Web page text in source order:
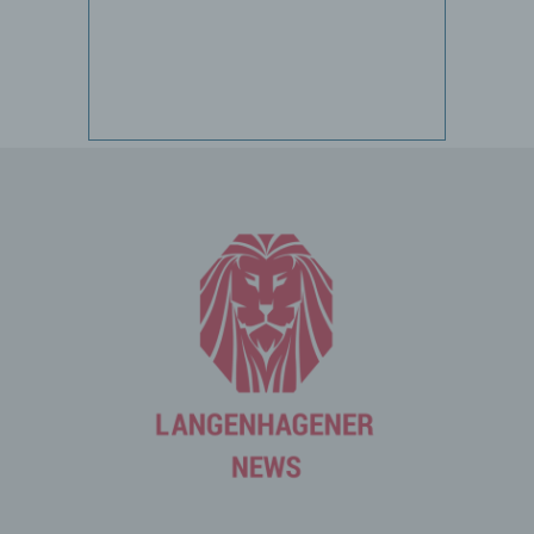
Daten werden ausschließlich für die interne Verwendung
einen oder mehrere Auftragsverarbeiter, beispielsweise
einen Paketdienstleister, veranlassen, der die
personenbezogenen Daten ebenfalls ausschließlich für
eine interne Verwendung, die dem für die Verarbeitung
Verantwortlichen zuzurechnen ist, nutzt.
Durch eine Registrierung auf der Internetseite des für die
Verarbeitung Verantwortlichen wird ferner die vom
Internet-Service-Provider (ISP) der betroffenen Person
vergebene IP-Adresse, das Datum sowie die Uhrzeit der